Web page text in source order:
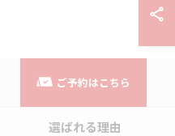
ご予約はこちら
選ばれる理由